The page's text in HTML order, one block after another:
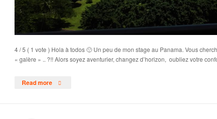
4 / 5 ( 1 vote ) Hola à todos 🙂 Un peu de mon stage au Panama. Vous
« galère » .. ?!! Alors soyez aventurier, changez d’horizon, oubliez votre
Read more